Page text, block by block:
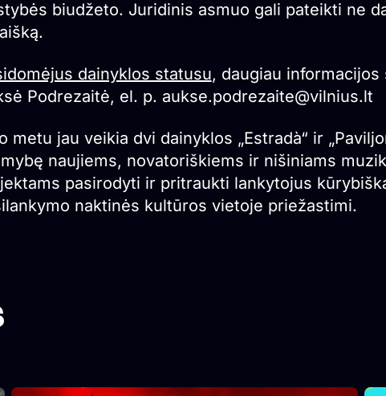
biudžeto. Juridinis asmuo gali pateikti ne
dainyklos statusu, daugiau
Podrezaitė, el. p. aukse.podrezaite@vilnius.lt
metu jau veikia dvi dainyklos „Estradà“ ir
naujiems, novatoriškiems ir nišiniams
pasirodyti ir pritraukti lankytojus
naktinės kultūros vietoje priežastimi.